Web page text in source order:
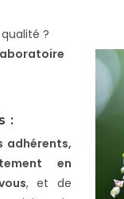
?
:
adhérents,
en
, et de